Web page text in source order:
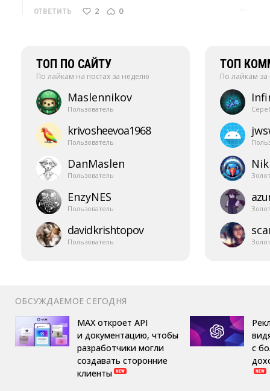
ОТВЕТИТЬ 2 0 ···
ТОП ПО САЙТУ
По лайкам на постах за неделю
Maslennikov
Пользователь
krivosheevoa1968
Пользователь
DanMaslen
Пользователь
EnzyNES
Пользователь
davidkrishtopov
Пользователь
ТОП
По лайкам
ОБСУЖДАЕМОЕ СЕГОДНЯ
MAX откроет API
и документацию, чтобы
разработчики могли
создавать сторонние
клиенты
с